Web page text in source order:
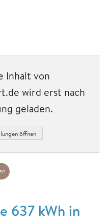
Inhalt von
wird erst nach
geladen.
öffnen
637 kWh in